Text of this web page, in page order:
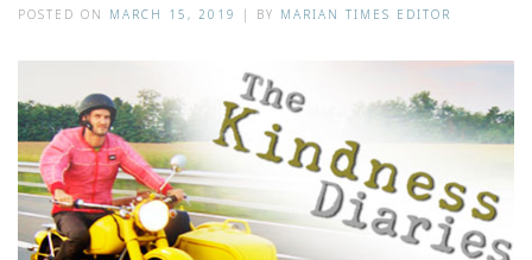
POSTED ON MARCH 15, 2019 BY MARIAN TIMES EDITOR